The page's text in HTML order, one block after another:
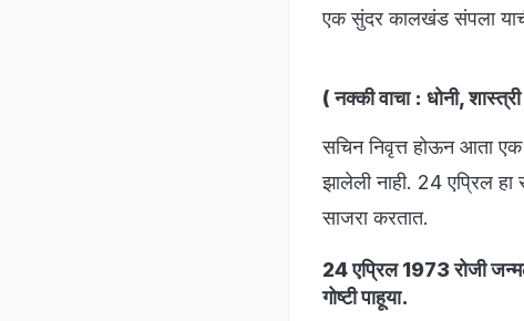
एक सुंदर कालखंड संपला
( नक्की वाचा : धोनी,
सचिन निवृत्त होऊन आता एक
झालेली नाही. 24 एप्रिल
साजरा करतात.
24 एप्रिल 1973 रोजी
गोष्टी पाहूया.